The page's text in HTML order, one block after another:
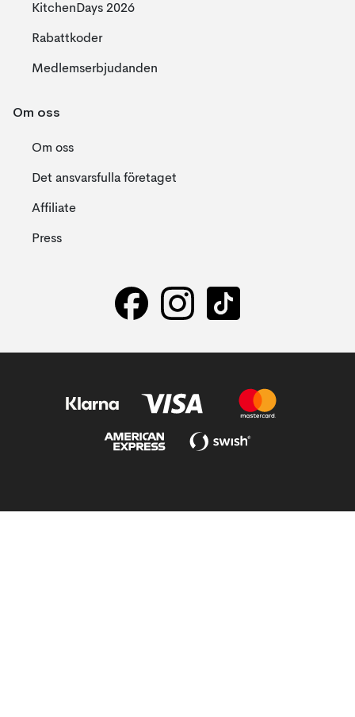
KitchenDays 2026
Rabattkoder
Medlemserbjudanden
Om oss
Om oss
Det ansvarsfulla företaget
Affiliate
Press